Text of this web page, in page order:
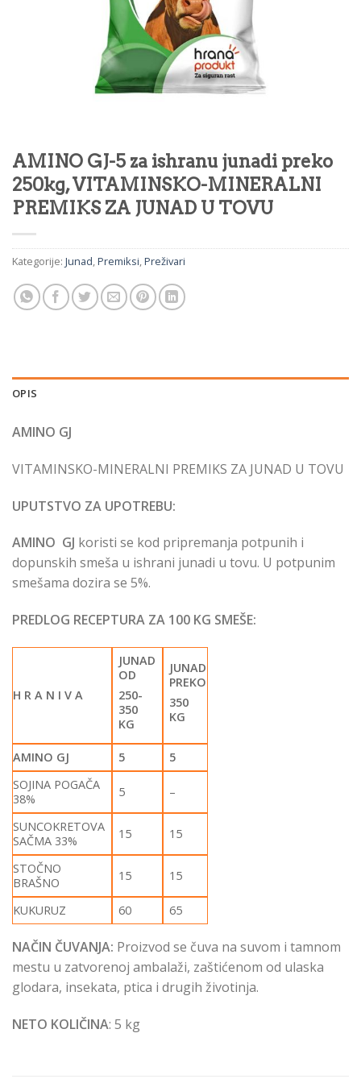
AMINO GJ-5 za ishranu junadi preko
250kg, VITAMINSKO-MINERALNI
PREMIKS ZA JUNAD U TOVU
Kategorije: Junad,Premiksi,Preživari
OPIS
AMINO GJ
VITAMINSKO-MINERALNI PREMIKS ZA JUNAD U TOVU
UPUTSTVO ZA UPOTREBU:
AMINO GJ koristi se kod pripremanja potpunih i
dopunskih smeša u ishrani junadi u tovu. U potpunim
smešama dozira se 5%.
PREDLOG RECEPTURA ZA 100 KG SMEŠE:
H R A N I V A
JUNAD
OD
250-
350
KG
JUNAD
PREKO
350
KG
AMINO GJ 5
5
SOJINA POGAČA
38%
5 –
SUNCOKRETOVA
SAČMA 33%
15 15
STOČNO
BRAŠNO
15 15
KUKURUZ 60 65
NAČIN ČUVANJA: Proizvod se čuva na suvom i tamnom
mestu u zatvorenoj ambalaži, zaštićenom od ulaska
glodara, insekata, ptica i drugih životinja.
NETO KOLIČINA: 5 kg